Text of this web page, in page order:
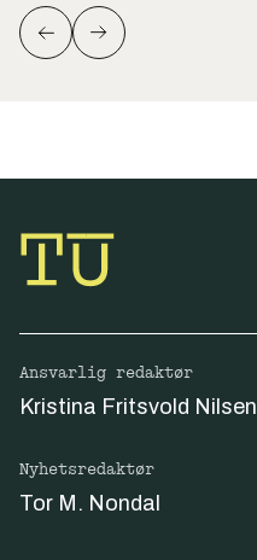
Ansvarlig redaktør
Kristina Fritsvold Nilsen
Nyhetsredaktør
Tor M. Nondal